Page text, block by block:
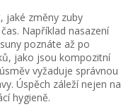
jaké změny zuby
Například nasazení
poznáte až po
jako jsou kompozitní
vyžaduje správnou
Úspěch záleží nejen na
hygieně.